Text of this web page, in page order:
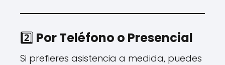
2️⃣ Por Teléfono o Presencial
Si prefieres asistencia a medida, puedes